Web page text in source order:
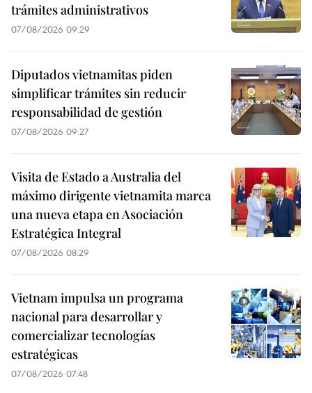
trámites administrativos
07/08/2026 09:29
Diputados vietnamitas piden
simplificar trámites sin reducir
responsabilidad de gestión
07/08/2026 09:27
Visita de Estado a Australia del
máximo dirigente vietnamita marca
una nueva etapa en Asociación
Estratégica Integral
07/08/2026 08:29
Vietnam impulsa un programa
nacional para desarrollar y
comercializar tecnologías
estratégicas
07/08/2026 07:48